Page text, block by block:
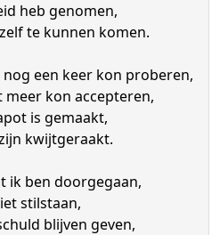
heb genomen,
te kunnen komen.
een keer kon proberen,
meer kon accepteren,
is gemaakt,
kwijtgeraakt.
ik ben doorgegaan,
stilstaan,
blijven geven,